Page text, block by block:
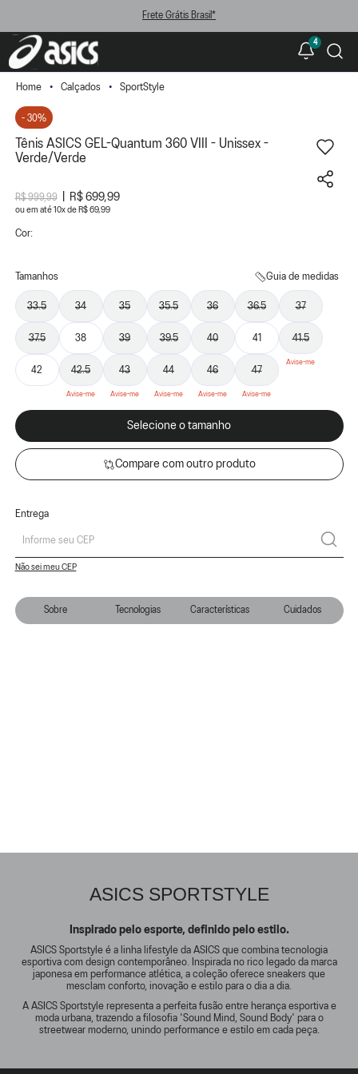
Frete Grátis Brasil*
4
Sobre Tecnologias Características Cuidados
Calçados SportStyle
- 30%
Tênis ASICS GEL-Quantum 360 VIII - Unissex -
Verde/Verde
R$ 999,99 R$ 699,99
ou 10xde R$ 69,99
Cor:
Tamanhos Guia de medidas
33.5 34 35 35.5 36 36.5 37
37.5 38 39 39.5 40 41 41.5
42 42.5 43 44 46 47
Selecione o tamanho
Compare com outro produto
Entrega
Não sei meu CEP
ASICS SPORTSTYLE
Inspirado pelo esporte, definido pelo estilo.
ASICS Sportstyle é a linha lifestyle da ASICS que combina tecnologia
esportiva com design contemporâneo. Inspirada no rico legado da marca
japonesa em performance atlética, a coleção oferece sneakers que
mesclam conforto, inovação e estilo para o dia a dia.
A ASICS Sportstyle representa a perfeita fusão entre herança esportiva e
moda urbana, trazendo a filosofia 'Sound Mind, Sound Body' para o
streetwear moderno, unindo performance e estilo em cada peça.